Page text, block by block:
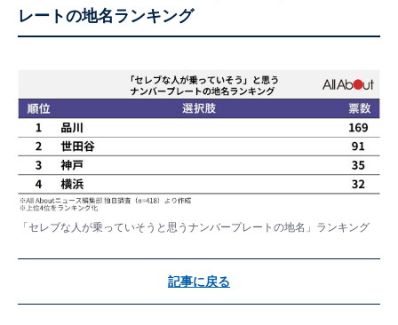
レートの地名ランキング
「セレブな人が乗っていそうと思うナンバープレートの地名」ランキング
記事に戻る